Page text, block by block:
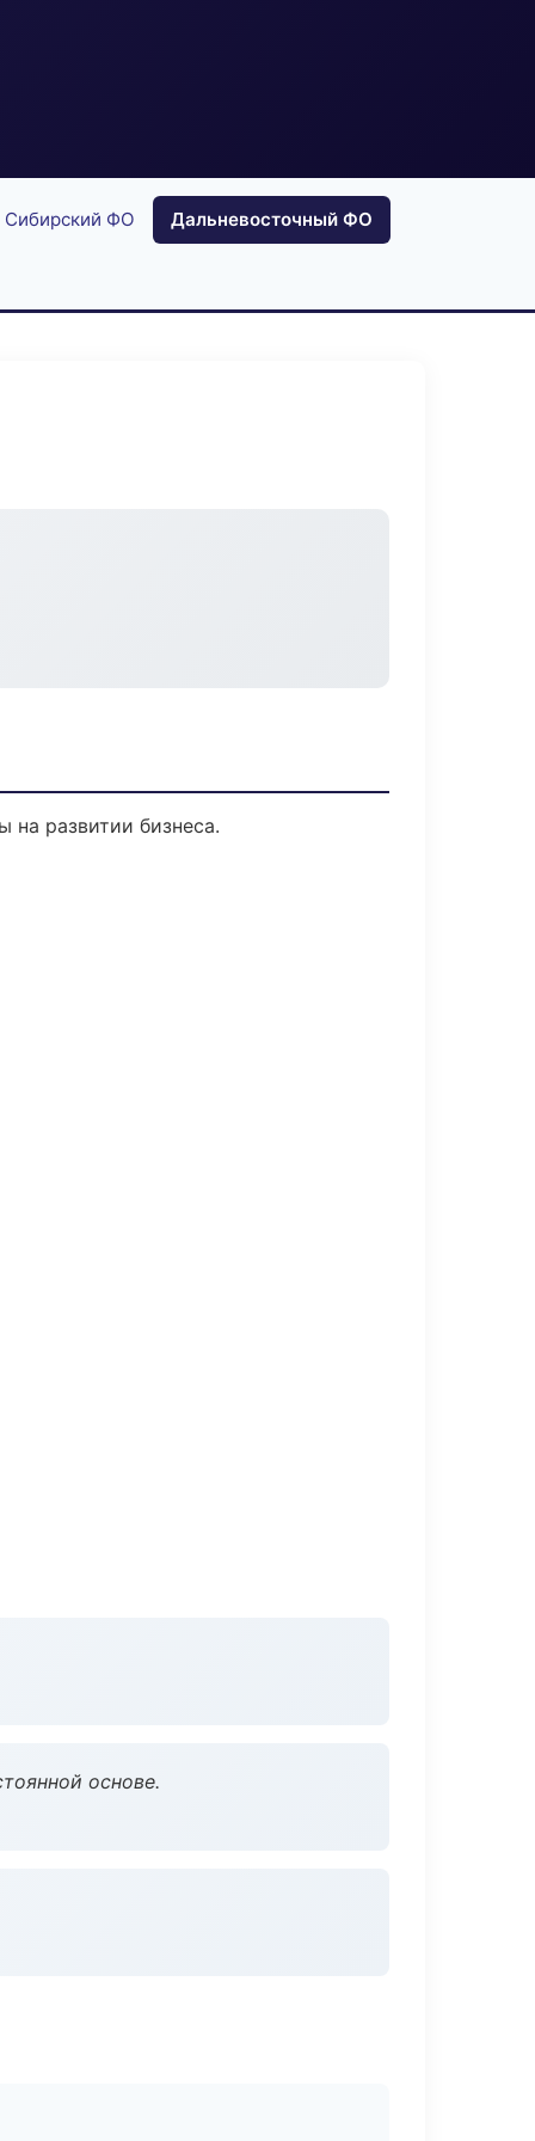
Сибирский ФО Дальневосточный ФО
развитии бизнеса.
основе.